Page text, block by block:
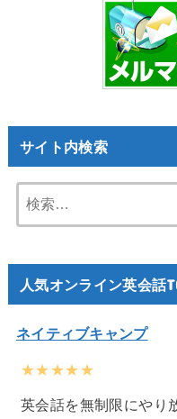
サイト内検索
人気オンライン英会話
ネイティブキャンプ
★★★★★
英会話を無制限にやり